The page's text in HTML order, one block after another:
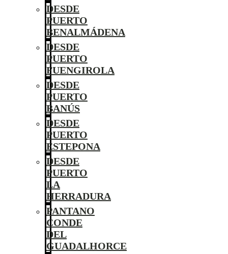
DESDE
PUERTO
BENALMÁDENA
DESDE
PUERTO
FUENGIROLA
DESDE
PUERTO
BANÚS
DESDE
PUERTO
ESTEPONA
DESDE
PUERTO
LA
HERRADURA
PANTANO
CONDE
DEL
GUADALHORCE